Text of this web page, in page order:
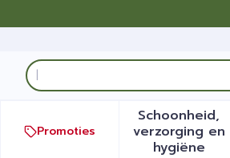
Product, merk, categorie...
Promoties
Schoonheid,
verzorging en
hygiëne
Toon